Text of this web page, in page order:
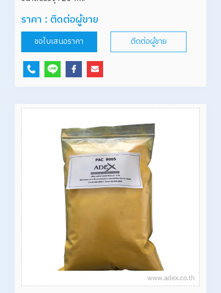
ราคา : ติดต่อผู้ขาย
ขอใบเสนอราคา ติดต่อผู้ขาย